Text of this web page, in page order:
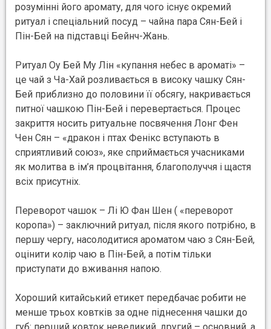
розумінні його аромату, для чого існує окремий
ритуал і спеціальний посуд – чайна пара Сян-Бей і
Пін-Бей на підставці Бейнч-Жань.
Ритуал Оу Бей Му Лін «купання небес в ароматі» –
це чай з Ча-Хай розливається в високу чашку Сян-
Бей приблизно до половини її обсягу, накривається
питної чашкою Пін-Бей і перевертається. Процес
закриття носить ритуальне посвячення Лонг Фен
Чен Сян – «дракон і птах Фенікс вступають в
сприятливий союз», яке сприймається учасниками
як молитва в ім’я процвітання, благополуччя і щастя
всіх присутніх.
Переворот чашок – Лі Ю Фан Шен ( «переворот
коропа») – заключний ритуал, після якого потрібно, в
першу чергу, насолодитися ароматом чаю з Сян-Бей,
оцінити колір чаю в Пін-Бей, а потім тільки
приступати до вживання напою.
Хороший китайський етикет передбачає робити не
менше трьох ковтків за одне піднесення чашки до